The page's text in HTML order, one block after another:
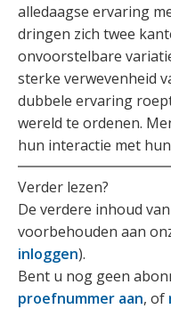
alledaagse ervaring
dringen zich twee
onvoorstelbare
sterke verwevenheid
dubbele ervaring
wereld te ordenen.
hun interactie met hun
Verder lezen?
De verdere inhoud
voorbehouden aan
inloggen).
Bent u nog geen
proefnummer aan, of